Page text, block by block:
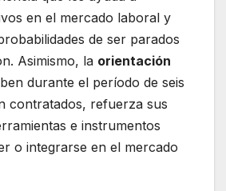
en el mercado laboral y
de ser parados
Asimismo, la orientación
durante el período de seis
contratados, refuerza sus
e instrumentos
o integrarse en el mercado